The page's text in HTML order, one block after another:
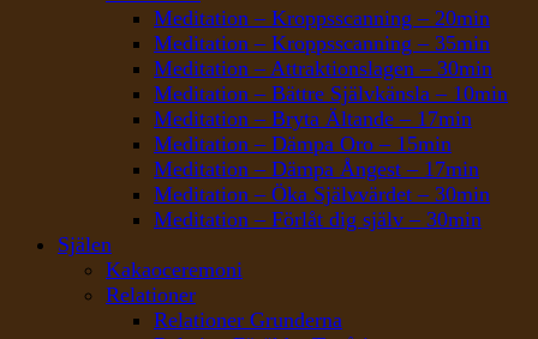
Meditation – Kroppsscanning – 20min
Meditation – Kroppsscanning – 35min
Meditation – Attraktionslagen – 30min
Meditation – Bättre Självkänsla – 10min
Meditation – Bryta Ältande – 17min
Meditation – Dämpa Oro – 15min
Meditation – Dämpa Ångest – 17min
Meditation – Öka Självvärdet – 30min
Meditation – Förlåt dig själv – 30min
Själen
Kakaoceremoni
Relationer
Relationer Grunderna